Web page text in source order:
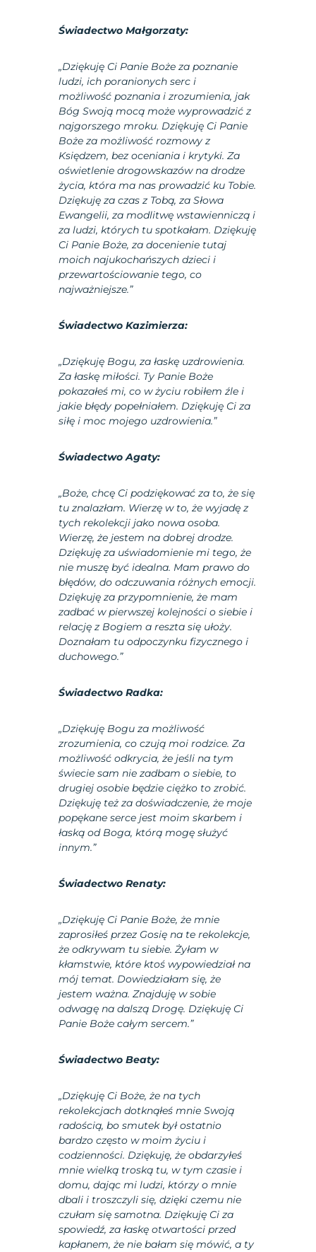
Świadectwo Małgorzaty:
„Dziękuję Ci Panie Boże za poznanie
ludzi, ich poranionych serc i
możliwość poznania i zrozumienia, jak
Bóg Swoją mocą może wyprowadzić z
najgorszego mroku. Dziękuję Ci Panie
Boże za możliwość rozmowy z
Księdzem, bez oceniania i krytyki. Za
oświetlenie drogowskazów na drodze
życia, która ma nas prowadzić ku Tobie.
Dziękuję za czas z Tobą, za Słowa
Ewangelii, za modlitwę wstawienniczą i
za ludzi, których tu spotkałam. Dziękuję
Ci Panie Boże, za docenienie tutaj
moich najukochańszych dzieci i
przewartościowanie tego, co
najważniejsze.”
Świadectwo Kazimierza:
„Dziękuję Bogu, za łaskę uzdrowienia.
Za łaskę miłości. Ty Panie Boże
pokazałeś mi, co w życiu robiłem źle i
jakie błędy popełniałem. Dziękuję Ci za
siłę i moc mojego uzdrowienia.”
Świadectwo Agaty:
„Boże, chcę Ci podziękować za to, że się
tu znalazłam. Wierzę w to, że wyjadę z
tych rekolekcji jako nowa osoba.
Wierzę, że jestem na dobrej drodze.
Dziękuję za uświadomienie mi tego, że
nie muszę być idealna. Mam prawo do
błędów, do odczuwania różnych emocji.
Dziękuję za przypomnienie, że mam
zadbać w pierwszej kolejności o siebie i
relację z Bogiem a reszta się ułoży.
Doznałam tu odpoczynku fizycznego i
duchowego.”
Świadectwo Radka:
„Dziękuję Bogu za możliwość
zrozumienia, co czują moi rodzice. Za
możliwość odkrycia, że jeśli na tym
świecie sam nie zadbam o siebie, to
drugiej osobie będzie ciężko to zrobić.
Dziękuję też za doświadczenie, że moje
popękane serce jest moim skarbem i
łaską od Boga, którą mogę służyć
innym.”
Świadectwo Renaty:
„Dziękuję Ci Panie Boże, że mnie
zaprosiłeś przez Gosię na te rekolekcje,
że odkrywam tu siebie. Żyłam w
kłamstwie, które ktoś wypowiedział na
mój temat. Dowiedziałam się, że
jestem ważna. Znajduję w sobie
odwagę na dalszą Drogę. Dziękuję Ci
Panie Boże całym sercem.”
Świadectwo Beaty:
„Dziękuję Ci Boże, że na tych
rekolekcjach dotknąłeś mnie Swoją
radością, bo smutek był ostatnio
bardzo często w moim życiu i
codzienności. Dziękuję, że obdarzyłeś
mnie wielką troską tu, w tym czasie i
domu, dając mi ludzi, którzy o mnie
dbali i troszczyli się, dzięki czemu nie
czułam się samotna. Dziękuję Ci za
spowiedź, za łaskę otwartości przed
kapłanem, że nie bałam się mówić, a ty